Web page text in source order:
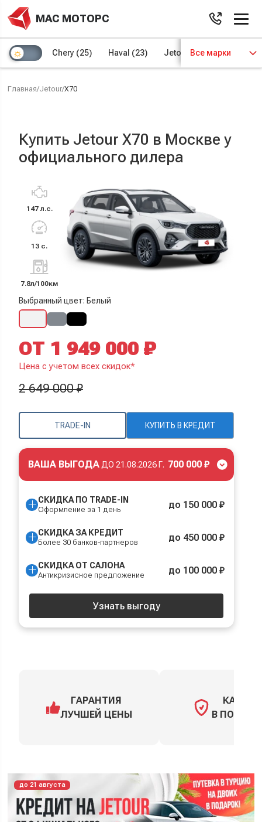
МАС МОТОРС
Chery (25) Haval (23) Jetour (8) Kaiyi (4)
Все марки
Главная/Jetour/X70
Купить Jetour X70 в Москве у
официального дилера
147 л.с.
13 с.
7.8л/100км
Выбранный цвет: Белый
TRADE-IN КУПИТЬ В КРЕДИТ
ОТ 1 949 000 ₽
Цена с учетом всех скидок*
2 649 000 ₽
ВАША ВЫГОДА ДО 21.08.2026 Г. 700 000 ₽
СКИДКА ПО TRADE-IN
Оформление за 1 день до 150 000 ₽
СКИДКА ЗА КРЕДИТ
Более 30 банков-партнеров до 450 000 ₽
СКИДКА ОТ САЛОНА
Антикризисное предложение до 100 000 ₽
Узнать выгоду
ГАРАНТИЯ
ЛУЧШЕЙ ЦЕНЫ
КАСКО
В
до 21 августа